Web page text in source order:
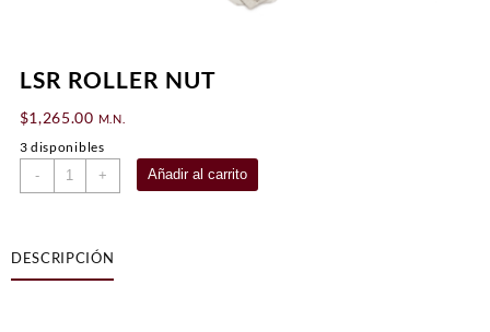
LSR ROLLER NUT
$1,265.00 M.N.
3 disponibles
-
LSR
ROLLER
+ Añadir al carrito
DESCRIPCIÓN